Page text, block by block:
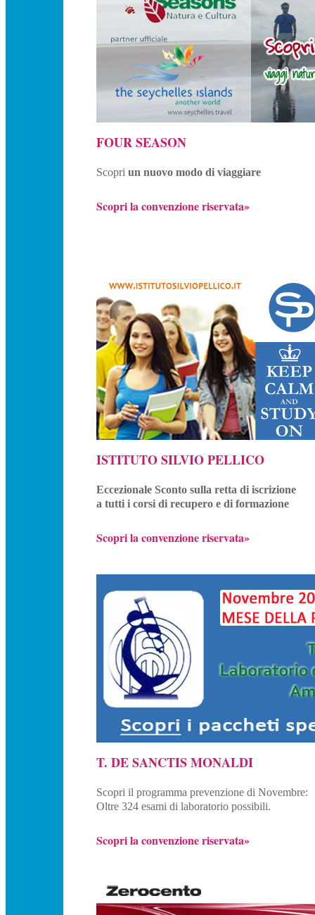
FOUR SEASON
Scopri un nuovo modo di viaggiare
Scopri la convenzione riservata»
ISTITUTO SILVIO PELLICO
Eccezionale Sconto sulla retta di iscrizione
a tutti i corsi di recupero e di formazione
Scopri la convenzione riservata»
T. DE SANCTIS MONALDI
Scopri il programma prevenzione di Novembre:
Oltre 324 esami di laboratorio possibili.
Scopri la convenzione riservata»